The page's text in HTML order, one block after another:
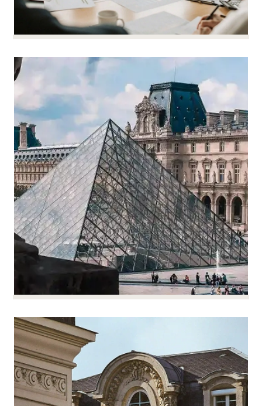
阅读更多
组织合作伙伴之间的关系
没有什么比合伙人之间没有明确规则的公司更脆弱
了。
我们根据每位合伙人的雄心壮志和企业的实际情
况，量身定制合伙协议。权利、义务、进入或退出
资本：一切都有章可循，避免僵局。
为您奠定坚实的基础，保护您的资本。
构建和发展你的团队
如果您的集团要发展壮大，就需要从法律角度对其
进行适当的组织。
我们的多学科团队将与您合作，创建或重组子公
司、控股公司或联合结构，同时确保整体的一致
性。